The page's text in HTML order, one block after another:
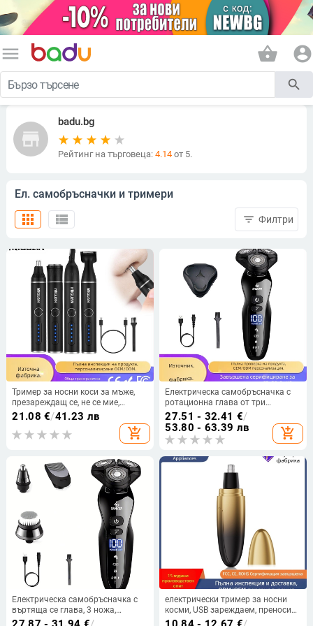
menu shopping_basket account_circle
search
store
badu.bg
Рейтинг на търговеца: 4.14от 5.
Ел. самобръсначки и тримери
view_list
apps filter_list Филтри
Тример за носни коси за мъже,
презареждащ се, не се мие,
многофункционален
електрически подстригвач
21.08 €/41.23 лв
add_shopping_cart
Електрическа самобръсначка с
ротационна глава от три
остриета, презареждаема,
вградена батерия 500–800 mAh,
време на работа до 60 минути,
водоустойчива за пълно
почистване на тялото
27.51 - 32.41 €/
53.80 - 63.39 лв
add_shopping_cart
Електрическа самобръсначка с
въртяща се глава, 3 ножа,
водоустойчива за цялото тяло,
електрически тример за носни
косми, USB зареждаем, преносим
за нос и ухо, ергономичен дизайн,